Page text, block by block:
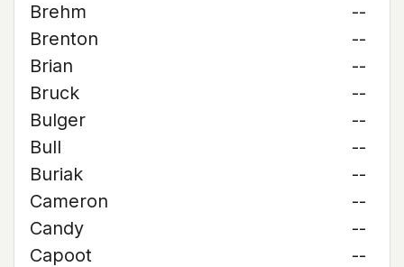
Brehm
--
Brenton
--
Brian
--
Bruck
--
Bulger
--
Bull
--
Buriak
--
Cameron
--
Candy
--
Capoot
--